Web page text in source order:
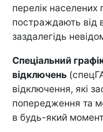
перелік населених
постраждають від
заздалегідь
Спеціальний
відключень
відключення, які
попередження та
в будь-який